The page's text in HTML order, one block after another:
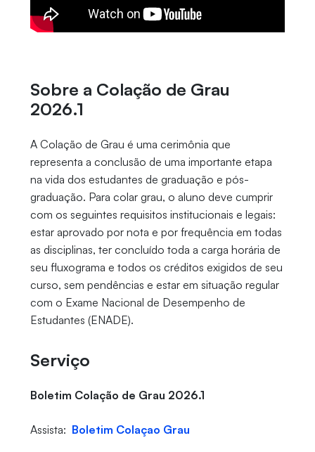
Sobre a Colação de Grau
2026.1
A Colação de Grau é uma cerimônia que
representa a conclusão de uma importante etapa
na vida dos estudantes de graduação e pós-
graduação. Para colar grau, o aluno deve cumprir
com os seguintes requisitos institucionais e legais:
estar aprovado por nota e por frequência em todas
as disciplinas, ter concluído toda a carga horária de
seu fluxograma e todos os créditos exigidos de seu
curso, sem pendências e estar em situação regular
com o Exame Nacional de Desempenho de
Estudantes (ENADE).
Serviço
Boletim Colação de Grau 2026.1
Assista: Boletim Colaçao Grau